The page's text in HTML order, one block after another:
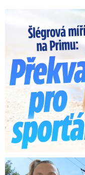
Lucie Šlégrová míří
Smrtelný pád chlapce: